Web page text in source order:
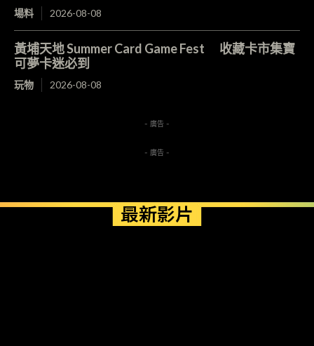
場料 2026-08-08
黃埔天地 Summer Card Game Fest 收藏卡市集寶
可夢卡迷必到
玩物 2026-08-08
- 廣告 -
- 廣告 -
最新影片